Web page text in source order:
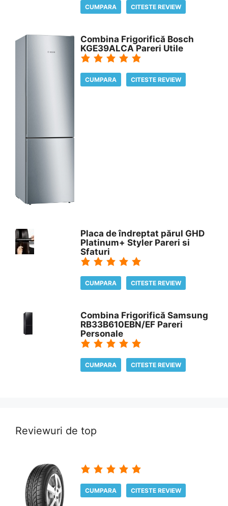
CUMPARA CITESTE REVIEW
Combina Frigorifică Bosch
KGE39ALCA Pareri Utile
CUMPARA CITESTE REVIEW
Placa de îndreptat părul GHD
Platinum+ Styler Pareri si
Sfaturi
CUMPARA CITESTE REVIEW
Combina Frigorifică Samsung
RB33B610EBN/EF Pareri
Personale
CUMPARA CITESTE REVIEW
Reviewuri de top
CUMPARA CITESTE REVIEW